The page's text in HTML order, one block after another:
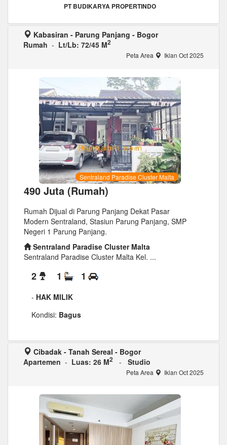
PT BUDIKARYA PROPERTINDO
Kabasiran - Parung Panjang - Bogor
Rumah - Lt/Lb: 72/45 M2
Peta Area Iklan Oct 2025
Sentraland Paradise Cluster Malta
490 Juta (Rumah)
Rumah Dijual di Parung Panjang Dekat Pasar
Modern Sentraland, Stasiun Parung Panjang, SMP
Negeri 1 Parung Panjang.
Sentraland Paradise Cluster Malta
Sentraland Paradise Cluster Malta Kel. ...
2 1 1
- HAK MILIK
Kondisi: Bagus
Cibadak - Tanah Sereal - Bogor
Apartemen - Luas: 26 M2 - Studio
Peta Area Iklan Oct 2025